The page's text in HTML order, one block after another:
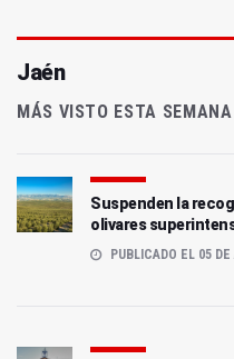
Jaén
MÁS VISTO ESTA SEMANA
Suspenden la
olivares
PUBLICADO EL 05